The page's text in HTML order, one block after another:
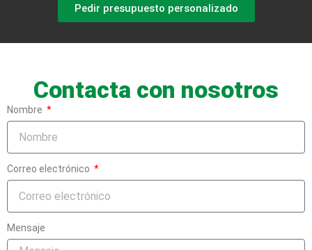
Pedir presupuesto personalizado
Contacta con nosotros
Nombre
Correo electrónico
Mensaje